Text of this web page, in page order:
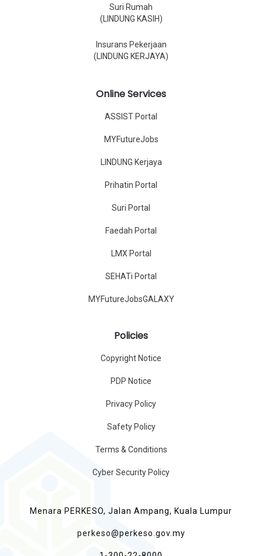
Suri Rumah
(LINDUNG KASIH)
Insurans Pekerjaan
(LINDUNG KERJAYA)
Online Services
ASSIST Portal
MYFutureJobs
LINDUNG Kerjaya
Prihatin Portal
Suri Portal
Faedah Portal
LMX Portal
SEHATi Portal
MYFutureJobsGALAXY
Policies
Copyright Notice
PDP Notice
Privacy Policy
Safety Policy
Terms & Conditions
Cyber Security Policy
Menara PERKESO, Jalan Ampang, Kuala Lumpur
perkeso@perkeso.gov.my